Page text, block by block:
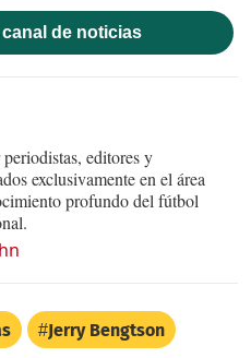
de noticias
editores y
exclusivamente en el área
profundo del fútbol
Jerry Bengtson